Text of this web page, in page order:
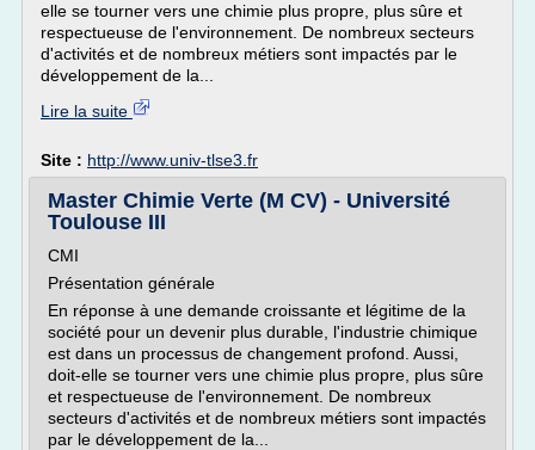
elle se tourner vers une chimie plus propre, plus sûre et
respectueuse de l'environnement. De nombreux secteurs
d'activités et de nombreux métiers sont impactés par le
développement de la...
Lire la suite
Site : http://www.univ-tlse3.fr
Master Chimie Verte (M CV) - Université
Toulouse III
CMI
Présentation générale
En réponse à une demande croissante et légitime de la
société pour un devenir plus durable, l'industrie chimique
est dans un processus de changement profond. Aussi,
doit-elle se tourner vers une chimie plus propre, plus sûre
et respectueuse de l'environnement. De nombreux
secteurs d'activités et de nombreux métiers sont impactés
par le développement de la...